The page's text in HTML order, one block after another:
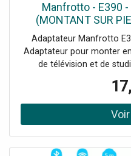
Manfrotto - E390 -
(MONTANT SUR
trépieds
Adaptateur Manfrotto
Adaptateur pour monter
de télévision et de
les studios de